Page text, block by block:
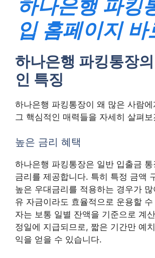
하나은행 파킹
입 홈페이지 바
하나은행 파킹통장
인 특징
하나은행 파킹통장이 왜 많은 사람
그 핵심적인 매력들을 자세히 살펴
높은 금리 혜택
하나은행 파킹통장은 일반 입출금
금리를 제공합니다. 특히 특정 금액
높은 우대금리를 적용하는 경우가 많
유 자금이라도 효율적으로 운용할 수
자는 보통 일별 잔액을 기준으로 계
정일에 지급되므로, 짧은 기간만 예
익을 얻을 수 있습니다.